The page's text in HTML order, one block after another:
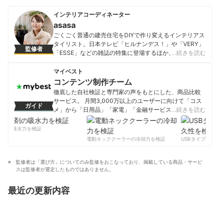
監修者
インテリアコーディネーター
asasa
ごくごく普通の建売住宅をDIYで作り変えるインテリアス
タイリスト。日本テレビ「ヒルナンデス！」や「VERY」
「ESSE」などの雑誌の特集に登場するほか、記事執筆、
メイク・インテリアコーディネート・スッキリ収納に関
してSNS・Yahoo! JAPAN クリエイターズプログラムで
発信中。出版『元雑貨屋asasaさんの「ゆるカワ暮ら
し」: お金も時間もかけずに、毎日がトキめくコツ』（小
学館）など。
asasaのプロフィール
…続きを読む
ガイド
マイベスト
コンテンツ制作チーム
徹底した自社検証と専門家の声をもとにした、商品比較
サービス。 月間3,000万以上のユーザーに向けて「コス
メ」から「日用品」「家電」「金融サービス」まで、ベ
ストな商品を選んでもらうために、毎日コンテンツを制
コンテンツ制作チームのプロフィール
…続きを読む
の吸水力を検証
電動ネッククーラーの冷却力を検証
USBタイプCケー
監修者は「選び方」についてのみ監修をおこなっており、掲載している商品・サービ
スは監修者が選定したものではありません。
最近の更新内容